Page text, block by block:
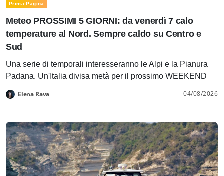
Prima Pagina
Meteo PROSSIMI 5 GIORNI: da venerdì 7 calo
temperature al Nord. Sempre caldo su Centro e
Sud
Una serie di temporali interesseranno le Alpi e la Pianura
Padana. Un'Italia divisa metà per il prossimo WEEKEND
Elena Rava 04/08/2026